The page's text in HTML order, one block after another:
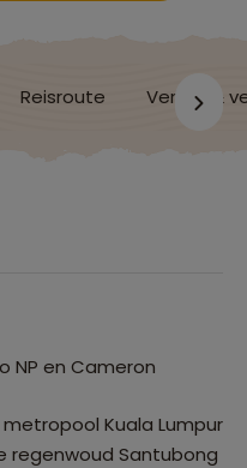
Reisroute Verblijf &
NP en Cameron
Kuala Lumpur
regenwoud Santubong